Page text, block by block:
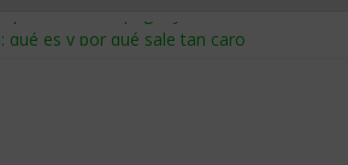
cómo pagar y cobrar en 2026
la cadena de suministro: qué hacer
EE. UU.: cómo segmentarlo y venderle